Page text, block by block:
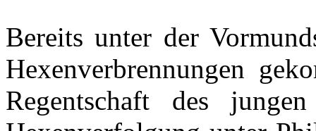
Bereits unter der
Hexenverbrennungen
Regentschaft des jungen